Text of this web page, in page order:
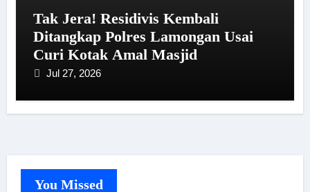
Tak Jera! Residivis Kembali
Ditangkap Polres Lamongan Usai
Curi Kotak Amal Masjid
Jul 27, 2026
You Missed